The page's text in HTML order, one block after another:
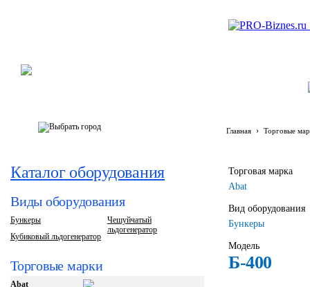
Главная › Торговые
Каталог оборудования
Виды оборудования
Бункеры
Кубиковый льдогенератор
Чешуйчатый
льдогенератор
Торговые марки
Abat
Торговая марка
Abat
Вид оборудования
Бункеры
Модель
Б-400